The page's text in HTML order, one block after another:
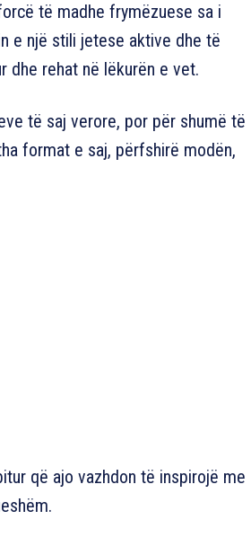
të madhe frymëzuese sa i
e një stili jetese aktive dhe të
dhe rehat në lëkurën e vet.
të saj verore, por për shumë të
format e saj, përfshirë modën,
që ajo vazhdon të inspirojë me